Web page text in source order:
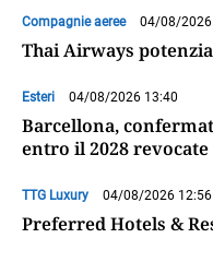
Compagnie aeree 04/08/2026
Thai Airways
Esteri 04/08/2026 13:40
Barcellona,
entro il 2028
TTG Luxury 04/08/2026 12:56
Preferred Hotels &